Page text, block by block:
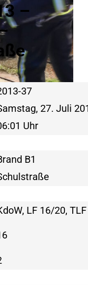
–
37
27. Juli
Uhr
B1
LF 16/20,